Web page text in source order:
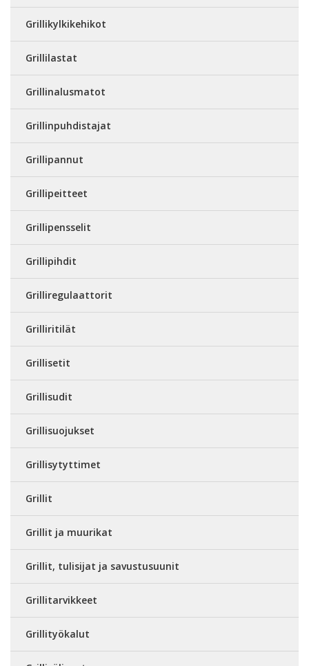
Grillikylkikehikot
Grillilastat
Grillinalusmatot
Grillinpuhdistajat
Grillipannut
Grillipeitteet
Grillipensselit
Grillipihdit
Grilliregulaattorit
Grilliritilät
Grillisetit
Grillisudit
Grillisuojukset
Grillisytyttimet
Grillit
Grillit ja muurikat
Grillit, tulisijat ja savustusuunit
Grillitarvikkeet
Grillityökalut